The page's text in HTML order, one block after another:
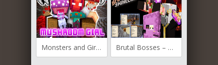
Monsters and Girls для Майнкрафт [1.19.2, 1.18.2, 1.16.5] Brutal Bosses – Dungeon Bosses для Майнкрафт [1.19.3, 1.19.2, 1.19.1]